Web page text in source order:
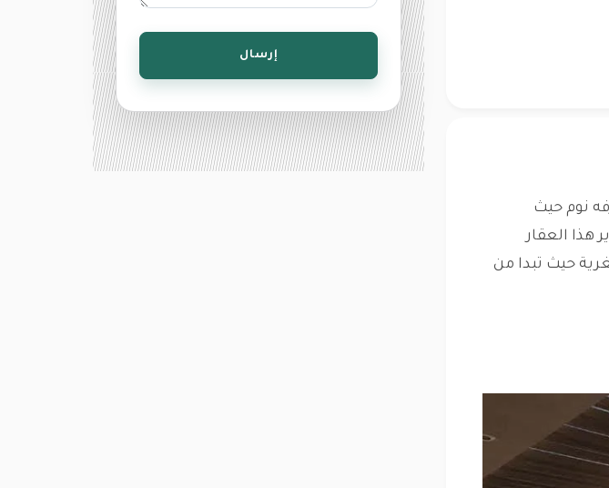
الساحل الشمالي مساحة 73متر وبها 1 غرفه نوم حيث
هذا العقار
حيث تبدا من
إرسال